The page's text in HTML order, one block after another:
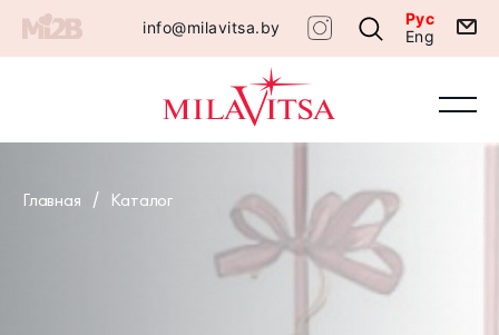
info@milavitsa.by
Рус
Eng
Главная Каталог